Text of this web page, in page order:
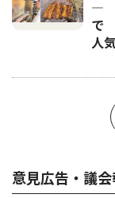
―
で
人
意見広告・議会